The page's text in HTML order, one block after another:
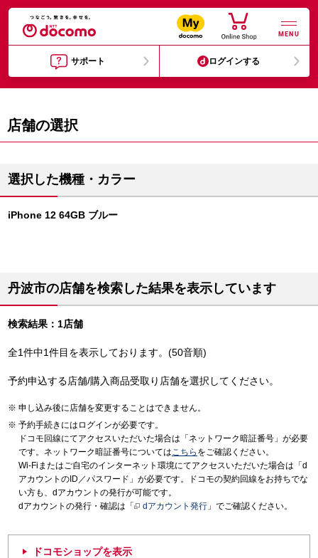
MENU
サポート ログインする
店舗の選択
選択した機種・カラー
iPhone 12 64GB ブルー
丹波市の店舗を検索した結果を表示しています
検索結果：1店舗
全1件中1件目を表示しております。(50音順)
予約申込する店舗/購入商品受取り店舗を選択してください。
申し込み後に店舗を変更することはできません。
予約手続きにはログインが必要です。
ドコモ回線にてアクセスいただいた場合は「ネットワーク暗証番号」が必要
です。ネットワーク暗証番号についてはこちら をご確認ください。
Wi-Fiまたはご自宅のインターネット環境にてアクセスいただいた場合は「d
アカウントのID／パスワード」が必要です。ドコモの契約回線をお持ちでな
い方も、dアカウントの発行が可能です。
dアカウントの発行・確認は「
dアカウント発行 」でご確認ください。
ドコモショップを表示